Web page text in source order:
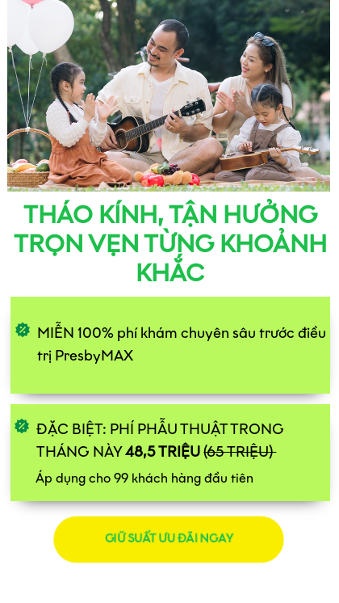
THÁO KÍNH, TẬN HƯỞNG
TRỌN VẸN TỪNG KHOẢNH
KHẮC
MIỄN 100% phí khám chuyên sâu trước điều
trị PresbyMAX
ĐẶC BIỆT: PHÍ PHẪU THUẬT TRONG
THÁNG NÀY48,5 TRIỆU (65 TRIỆU)
GIỮ SUẤT ƯU ĐÃI NGAY
Áp dụng cho 99 khách hàng đầu tiên